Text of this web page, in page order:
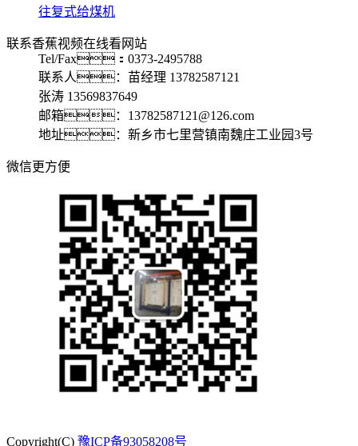
往复式给煤机
联系香蕉视频在线看网站
Tel/Fax：0373-2495788
联系人：苗经理 13782587121
张涛 13569837649
邮箱：13782587121@126.com
地址：新乡市七里营镇南魏庄工业园3号
微信更方便
Copyright(C) 豫ICP备93058208号